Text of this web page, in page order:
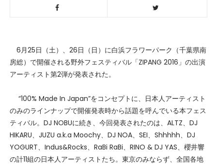
6月25日（土）、26日（日）に白浜フラワーパーク（千葉県南
房総）で開催される野外フェスティバル「ZIPANG 2016」の出演
アーティスト第2弾が発表された。
“100% Made In Japan”をコンセプトに、日本人アーティスト
のみのラインナップで開催発表時から話題を呼んでいる本フェス
ティバル。DJ NOBUに続き、今回発表されたのは、ALTZ、DJ
HIKARU、JUZU a.k.a Moochy、DJ NOA、SEI、Shhhhh、DJ
YOGURT、Indus&Rocks、RaBi RaBi、RINO & DJ YAS、櫻井響
の計11組の日本人アーティストたち。東京のみならず、全国各地